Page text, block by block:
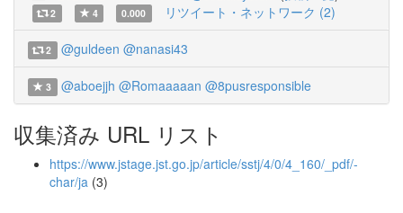
2 4 0.000 リツイート・ネットワーク (2)
2 @guldeen @nanasi43
3 @aboejjh @Romaaaaan @8pusresponsible
収集済み URL リスト
https://www.jstage.jst.go.jp/article/sstj/4/0/4_160/_pdf/-
char/ja (3)